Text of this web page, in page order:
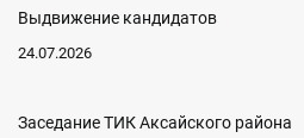
Выдвижение кандидатов
24.07.2026
Заседание ТИК Аксайского района